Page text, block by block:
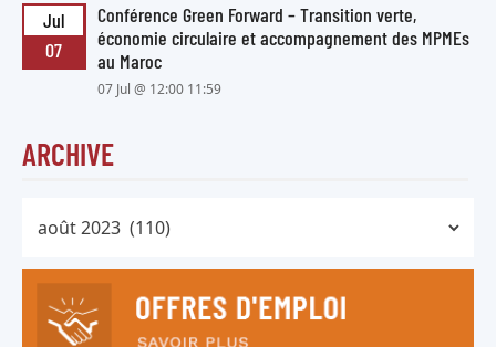
Jul
07
Conférence Green Forward – Transition verte,
économie circulaire et accompagnement des MPMEs
au Maroc
07 Jul @ 12:00 11:59
ARCHIVE